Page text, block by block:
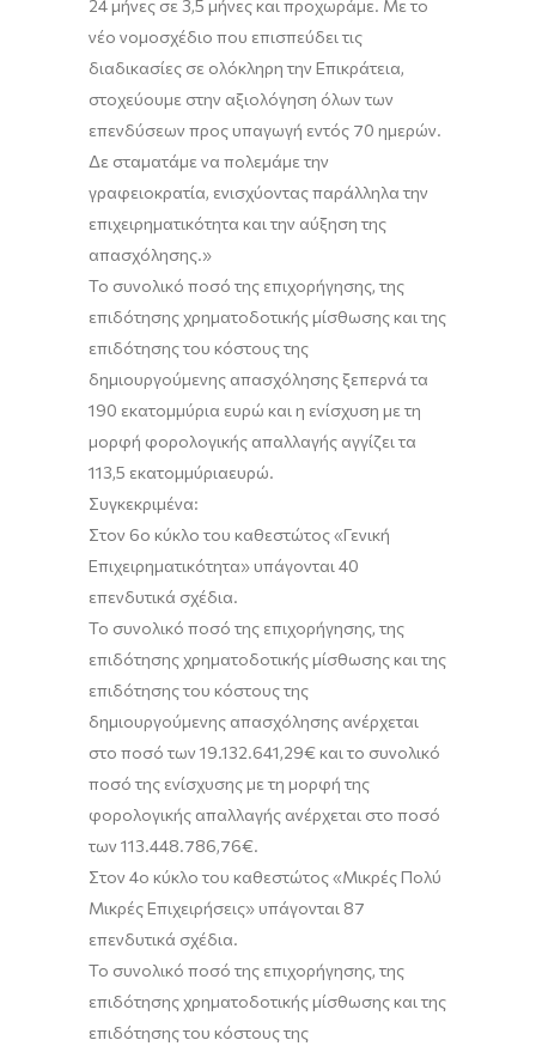
24 μήνες σε 3,5 μήνες και προχωράμε. Με το
νέο νομοσχέδιο που επισπεύδει τις
διαδικασίες σε ολόκληρη την Επικράτεια,
στοχεύουμε στην αξιολόγηση όλων των
επενδύσεων προς υπαγωγή εντός 70 ημερών.
Δε σταματάμε να πολεμάμε την
γραφειοκρατία, ενισχύοντας παράλληλα την
επιχειρηματικότητα και την αύξηση της
απασχόλησης.»
Το συνολικό ποσό της επιχορήγησης, της
επιδότησης χρηματοδοτικής μίσθωσης και της
επιδότησης του κόστους της
δημιουργούμενης απασχόλησηςξεπερνά τα
190 εκατομμύρια ευρώ και η ενίσχυση με τη
μορφή φορολογικής απαλλαγής αγγίζει τα
113,5 εκατομμύριαευρώ.
Συγκεκριμένα:
Στον 6ο κύκλο του καθεστώτος «Γενική
Επιχειρηματικότητα»υπάγονται 40
επενδυτικά σχέδια.
Το συνολικό ποσό της επιχορήγησης, της
επιδότησης χρηματοδοτικής μίσθωσης και της
επιδότησης του κόστους της
δημιουργούμενης απασχόλησης ανέρχεται
στο ποσό των 19.132.641,29€και το συνολικό
ποσό της ενίσχυσης με τη μορφή της
φορολογικής απαλλαγής ανέρχεται στο ποσό
των 113.448.786,76€.
Στον 4ο κύκλο του καθεστώτος «Μικρές Πολύ
Μικρές Επιχειρήσεις»υπάγονται 87
επενδυτικά σχέδια.
Το συνολικό ποσό της επιχορήγησης, της
επιδότησης χρηματοδοτικής μίσθωσης και της
επιδότησης του κόστους της